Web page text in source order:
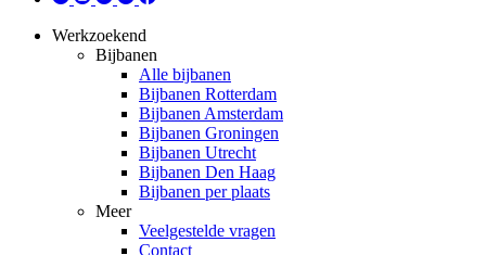
Werkzoekend
Bijbanen
Alle bijbanen
Bijbanen Rotterdam
Bijbanen Amsterdam
Bijbanen Groningen
Bijbanen Utrecht
Bijbanen Den Haag
Bijbanen per plaats
Meer
Veelgestelde vragen
Contact